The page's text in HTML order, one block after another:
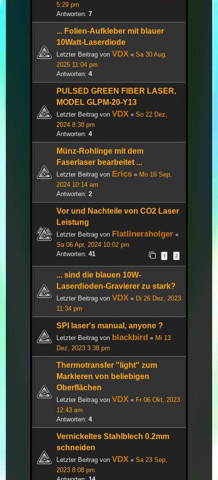
5:29 pm
Antworten: 7
... Folien-Aufkleber mit blauer
10Watt-Laserdiode
Letzter Beitrag von VDX « Sa 30 Aug,
2025 11:04 pm
Antworten: 4
PULSED GREEN FIBER LASER,
MODEL GLPM-20-Y13
Letzter Beitrag von VDX « So 22 Dez,
2024 8:38 pm
Antworten: 4
Münz-Rohlinge mit dem
Faserlaser bearbeitet ...
Letzter Beitrag von Erics « Mo 16 Sep,
2024 10:14 am
Antworten: 2
Vor und Nachteile von CO2 Laser
Leistung
Letzter Beitrag von Flatlinersholger «
Sa 06 Apr, 2024 10:02 pm
Antworten: 41 1 2
... sind die blauen 10W-
Laserdioden-Gravierer zu stark?
Letzter Beitrag von VDX « Di 26 Dez, 2023
11:34 pm
SPI laser's manual, anyone ?
Letzter Beitrag von blackbird « Mi 13
Dez, 2023 3:38 pm
Thermotransfer "light" zum
Markieren von beliebigen
Oberflächen
Letzter Beitrag von VDX « Fr 06 Okt, 2023
12:43 am
Antworten: 4
Vernickeltes Stahlblech 0.2mm
schneiden
Letzter Beitrag von VDX « Sa 23 Sep,
2023 8:08 pm